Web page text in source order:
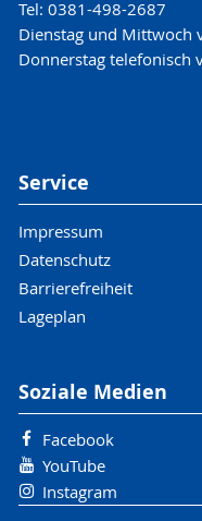
Tel: 0381-498-2687
Dienstag und Mittwoch
Donnerstag telefonisch
Service
Impressum
Datenschutz
Barrierefreiheit
Lageplan
Soziale Medien
Facebook
YouTube
Instagram